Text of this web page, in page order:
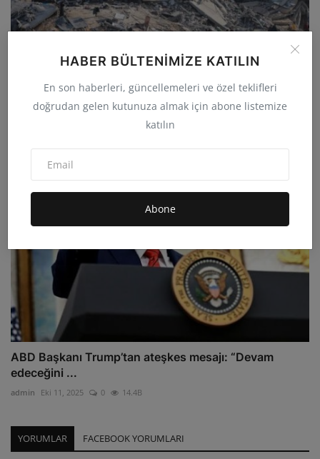
HABER BÜLTENIMIZE KATILIN
En son haberleri, güncellemeleri ve özel teklifleri
doğrudan gelen kutunuza almak için abone listemize
katılın
Abone
Gazze’de ateşkes kapsamında İsrail’den 15
Filistinlinin...
ABD Başkanı Trump’tan ateşkes mesajı: “Devam
edeceğini ...
admin Eki 11, 2025 0 14.4B
YORUMLAR FACEBOOK YORUMLARI